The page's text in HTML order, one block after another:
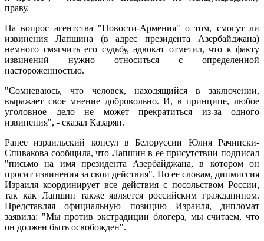
праву.
На вопрос агентства "Новости-Армения" о том, смогут ли
извинения Лапшина (в адрес президента Азербайджана)
немного смягчить его судьбу, адвокат отметил, что к факту
извинений нужно относиться с определенной
настороженностью.
"Сомневаюсь, что человек, находящийся в заключении,
выражает свое мнение добровольно. И, в принципе, любое
уголовное дело не может прекратиться из-за одного
извинения", - сказал Казарян.
Ранее израильский консул в Белоруссии Юлия Рачински-
Спивакова сообщила, что Лапшин в ее присутствии подписал
"письмо на имя президента Азербайджана, в котором он
просит извинения за свои действия". По ее словам, дипмиссия
Израиля координирует все действия с посольством России,
так как Лапшин также является российским гражданином.
Представляя официальную позицию Израиля, дипломат
заявила: "Мы против экстрадиции блогера, мы считаем, что
он должен быть освобожден".